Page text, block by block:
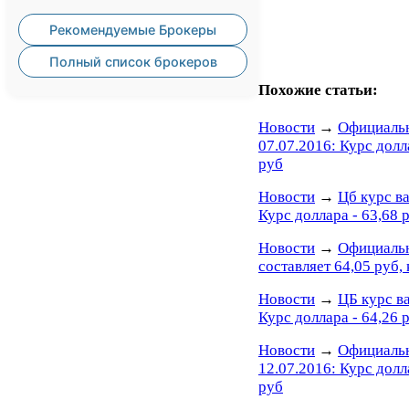
Рекомендуемые Брокеры
Полный список брокеров
Похожие статьи:
Новости →
07.07.2016: Курс
руб
Новости → Цб курс
Курс доллара - 63,68
Новости →
составляет 64,05
Новости → ЦБ курс
Курс доллара - 64,26
Новости →
12.07.2016: Курс
руб